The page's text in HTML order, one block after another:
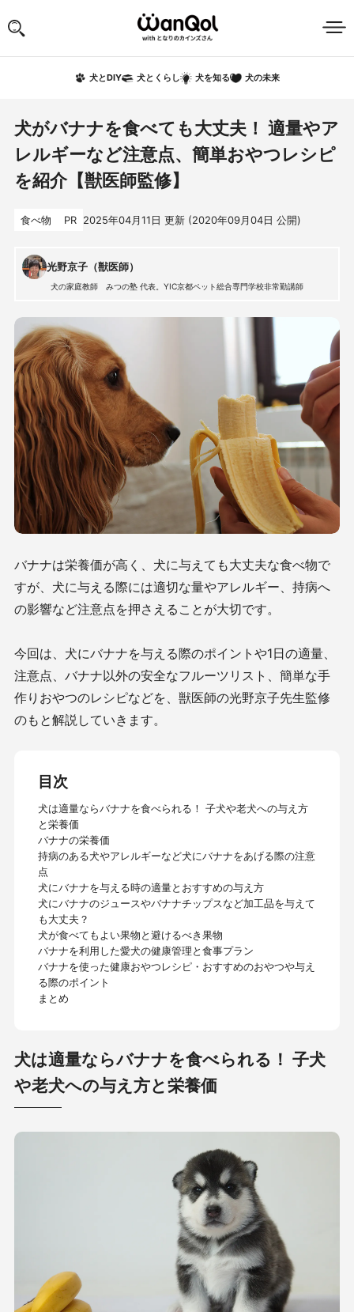
犬とDIY 犬とくらし 犬を知る 犬の未来
犬がバナナを食べても大丈夫！ 適量やア
レルギーなど注意点、簡単おやつレシピ
を紹介【獣医師監修】
食べ物 PR 2025年04月11日 更新 (2020年09月04日 公開)
光野京子（獣医師）
犬の家庭教師 みつの塾 代表。YIC京都ペット総合専門学校非常勤講師
バナナは栄養価が高く、犬に与えても大丈夫な食べ物で
すが、犬に与える際には適切な量やアレルギー、持病へ
の影響など注意点を押さえることが大切です。
今回は、犬にバナナを与える際のポイントや1日の適量、
注意点、バナナ以外の安全なフルーツリスト、簡単な手
作りおやつのレシピなどを、獣医師の光野京子先生監修
のもと解説していきます。
目次
犬は適量ならバナナを食べられる！ 子犬や老犬への与え方
と栄養価
バナナの栄養価
持病のある犬やアレルギーなど犬にバナナをあげる際の注意
点
犬にバナナを与える時の適量とおすすめの与え方
犬にバナナのジュースやバナナチップスなど加工品を与えて
も大丈夫？
犬が食べてもよい果物と避けるべき果物
バナナを利用した愛犬の健康管理と食事プラン
バナナを使った健康おやつレシピ・おすすめのおやつや与え
る際のポイント
まとめ
犬は適量ならバナナを食べられる！ 子犬
や老犬への与え方と栄養価